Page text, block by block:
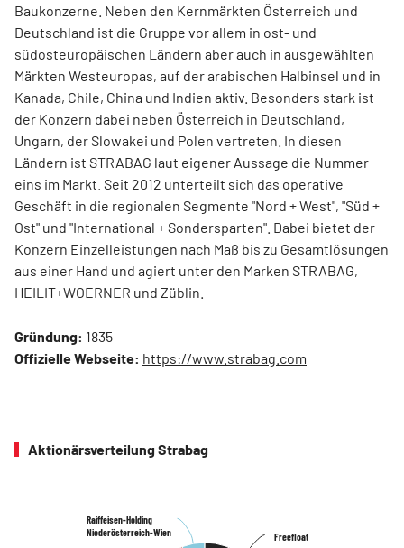
Baukonzerne. Neben den Kernmärkten Österreich und
Deutschland ist die Gruppe vor allem in ost- und
südosteuropäischen Ländern aber auch in ausgewählten
Märkten Westeuropas, auf der arabischen Halbinsel und in
Kanada, Chile, China und Indien aktiv. Besonders stark ist
der Konzern dabei neben Österreich in Deutschland,
Ungarn, der Slowakei und Polen vertreten. In diesen
Ländern ist STRABAG laut eigener Aussage die Nummer
eins im Markt. Seit 2012 unterteilt sich das operative
Geschäft in die regionalen Segmente "Nord + West", "Süd +
Ost" und "International + Sondersparten". Dabei bietet der
Konzern Einzelleistungen nach Maß bis zu Gesamtlösungen
aus einer Hand und agiert unter den Marken STRABAG,
HEILIT+WOERNER und Züblin.
Gründung: 1835
Offizielle Webseite: https://www.strabag.com
Aktionärsverteilung Strabag
Freefloat
Freefloat
Raiffeisen-Holding
Niederösterreich-Wien
Raiffeisen-Holding
Niederösterreich-Wien